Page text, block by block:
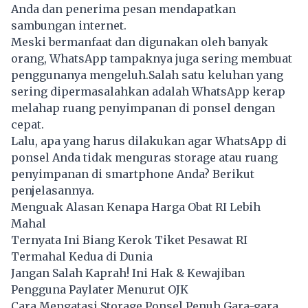
Anda dan penerima pesan mendapatkan
sambungan internet.
Meski bermanfaat dan digunakan oleh banyak
orang, WhatsApp tampaknya juga sering membuat
penggunanya mengeluh.Salah satu keluhan yang
sering dipermasalahkan adalah WhatsApp kerap
melahap ruang penyimpanan di ponsel dengan
cepat.
Lalu, apa yang harus dilakukan agar WhatsApp di
ponsel Anda tidak menguras storage atau ruang
penyimpanan di smartphone Anda? Berikut
penjelasannya.
Menguak Alasan Kenapa Harga Obat RI Lebih
Mahal
Ternyata Ini Biang Kerok Tiket Pesawat RI
Termahal Kedua di Dunia
Jangan Salah Kaprah! Ini Hak & Kewajiban
Pengguna Paylater Menurut OJK